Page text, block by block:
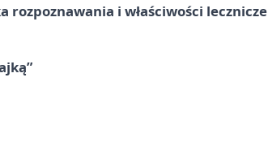
rozpoznawania i właściwości lecznicze